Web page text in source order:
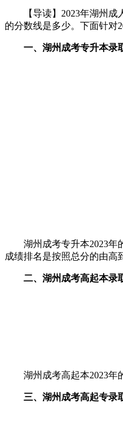
【导读】2023年湖州成人
的分数线是多少。下面针对
一、湖州成考专升本录
湖州成考专升本2023年的
成绩排名是按照总分的由高
二、湖州成考高起本录
湖州成考高起本2023年的
三、湖州成考高起专录